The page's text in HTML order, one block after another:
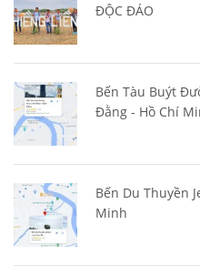
ĐỘC ĐÁO
Bến Tàu Buýt
Đằng - Hồ Chí
Bến Du Thuyền
Minh